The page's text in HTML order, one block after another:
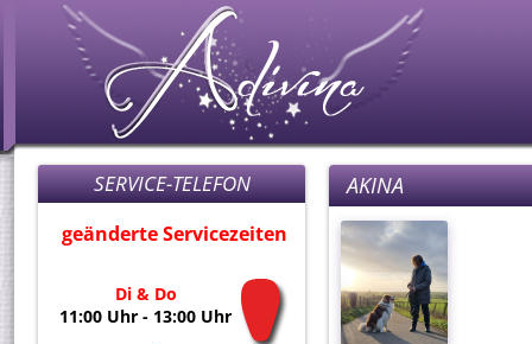
SERVICE-TELEFON
geänderte Servicezeiten
Di & Do
11:00 Uhr - 13:00 Uhr
AKINA